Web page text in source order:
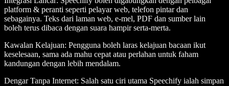
platform & peranti seperti pelayar web, telefon pintar dan
sebagainya. Teks dari laman web, e-mel, PDF dan sumber lain
boleh terus dibaca dengan suara hampir serta-merta.
Kawalan Kelajuan: Pengguna boleh laras kelajuan bacaan ikut
keselesaan, sama ada mahu cepat atau perlahan untuk faham
kandungan dengan lebih mendalam.
Dengar Tanpa Internet: Salah satu ciri utama Speechify ialah simpan